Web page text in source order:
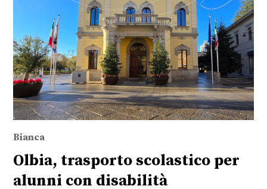
Bianca
Olbia, trasporto scolastico per
alunni con disabilità